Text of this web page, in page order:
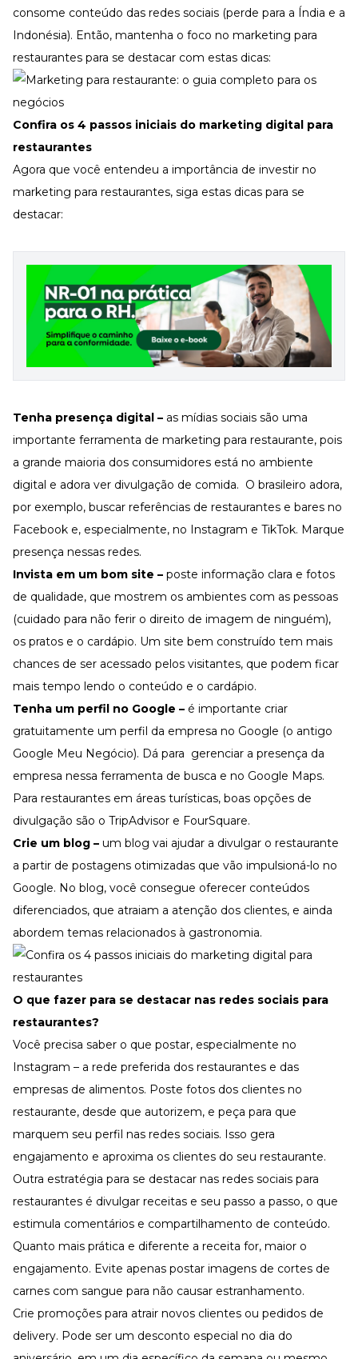
consome conteúdo das redes sociais (perde para a Índia e a
Indonésia). Então, mantenha o foco no marketing para
restaurantes para se destacar com estas dicas:
Confira os 4 passos iniciais do marketing digital para
restaurantes
Agora que você entendeu a importância de investir no
marketing para restaurantes, siga estas dicas para se
destacar:
Tenha presença digital – as mídias sociais são uma
importante ferramenta de marketing para restaurante, pois
a grande maioria dos consumidores está no ambiente
digital e adora ver divulgação de comida. O brasileiro adora,
por exemplo, buscar referências de restaurantes e bares no
Facebook e, especialmente, no Instagram e TikTok. Marque
presença nessas redes.
Invista em um bom site – poste informação clara e fotos
de qualidade, que mostrem os ambientes com as pessoas
(cuidado para não ferir o direito de imagem de ninguém),
os pratos e o cardápio. Um site bem construído tem mais
chances de ser acessado pelos visitantes, que podem ficar
mais tempo lendo o conteúdo e o cardápio.
Tenha um perfil no Google – é importante criar
gratuitamente um perfil da empresa no Google (o antigo
Google Meu Negócio). Dá para gerenciar a presença da
empresa nessa ferramenta de busca e no Google Maps.
Para restaurantes em áreas turísticas, boas opções de
divulgação são o TripAdvisor e FourSquare.
Crie um blog – um blog vai ajudar a divulgar o restaurante
a partir de postagens otimizadas que vão impulsioná-lo no
Google. No blog, você consegue oferecer conteúdos
diferenciados, que atraiam a atenção dos clientes, e ainda
abordem temas relacionados à gastronomia.
O que fazer para se destacar nas redes sociais para
restaurantes?
Você precisa saber o que postar, especialmente no
Instagram – a rede preferida dos restaurantes e das
empresas de alimentos. Poste fotos dos clientes no
restaurante, desde que autorizem, e peça para que
marquem seu perfil nas redes sociais. Isso gera
engajamento e aproxima os clientes do seu restaurante.
Outra estratégia para se destacar nas redes sociais para
restaurantes é divulgar receitas e seu passo a passo, o que
estimula comentários e compartilhamento de conteúdo.
Quanto mais prática e diferente a receita for, maior o
engajamento. Evite apenas postar imagens de cortes de
carnes com sangue para não causar estranhamento.
Crie promoções para atrair novos clientes ou pedidos de
delivery. Pode ser um desconto especial no dia do